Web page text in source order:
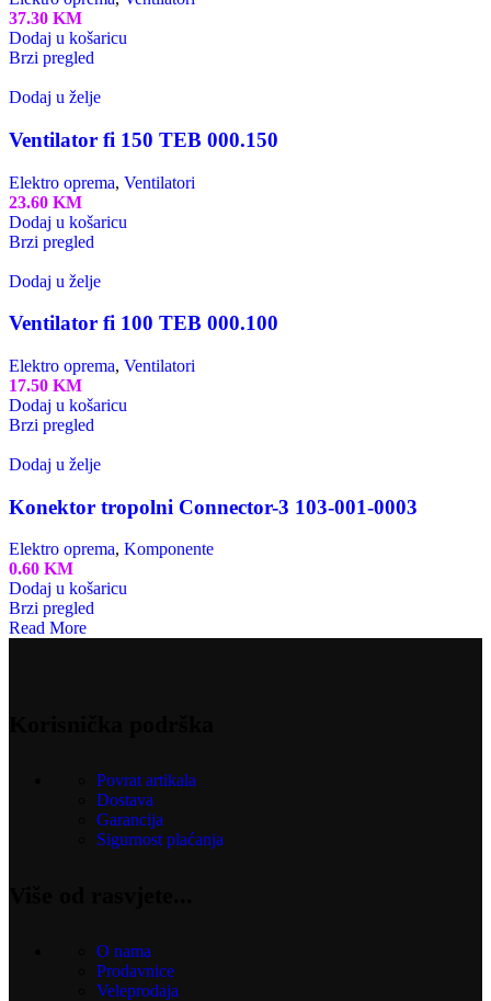
37.30 KM
Dodaj u košaricu
Brzi pregled
Dodaj u želje
Ventilator fi 150 TEB 000.150
Elektro oprema, Ventilatori
23.60 KM
Dodaj u košaricu
Brzi pregled
Dodaj u želje
Ventilator fi 100 TEB 000.100
Elektro oprema, Ventilatori
17.50 KM
Dodaj u košaricu
Brzi pregled
Dodaj u želje
Konektor tropolni Connector-3 103-001-0003
Elektro oprema, Komponente
0.60 KM
Dodaj u košaricu
Brzi pregled
Read More
Povrat artikala
Dostava
Garancija
Sigurnost plaćanja
O nama
Prodavnice
Veleprodaja